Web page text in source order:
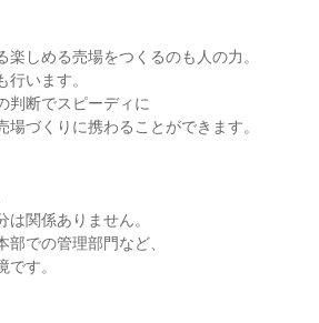
しめる売場をつくるのも人の力。
います。
判断でスピーディに
づくりに携わることができます。
関係ありません。
での管理部門など、
す。